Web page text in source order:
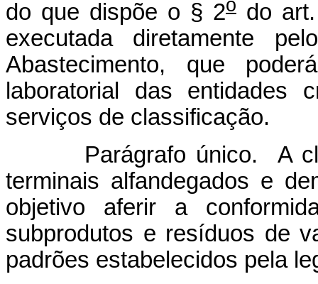
do que dispõe o § 2o do
executada diretamente
Abastecimento, que
laboratorial das entidades
serviços de classificação.
Parágrafo único. A
terminais alfandegados e
objetivo aferir a
subprodutos e resíduos de
padrões estabelecidos pela